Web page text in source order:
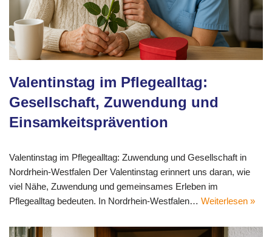
Valentinstag im Pflegealltag:
Gesellschaft, Zuwendung und
Einsamkeitsprävention
Valentinstag im Pflegealltag: Zuwendung und Gesellschaft in
Nordrhein-Westfalen Der Valentinstag erinnert uns daran, wie
viel Nähe, Zuwendung und gemeinsames Erleben im
Pflegealltag bedeuten. In Nordrhein-Westfalen… Weiterlesen »